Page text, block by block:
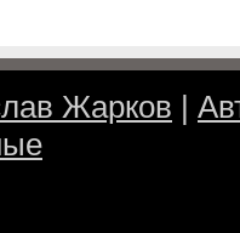
Жарков |